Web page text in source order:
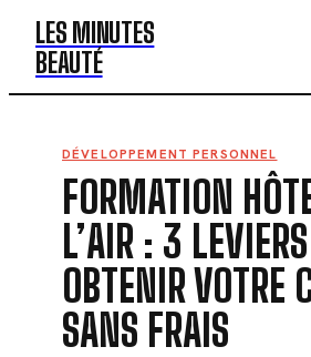
LES MINUTES
BEAUTÉ
BEAUTÉ
MODE
SANTÉ
BIEN-ÊTRE
DÉV. PERSO
DÉVELOPPEMENT PERSONNEL
FORMATION
L’AIR : 3
OBTENIR VOTRE
SANS FRAIS